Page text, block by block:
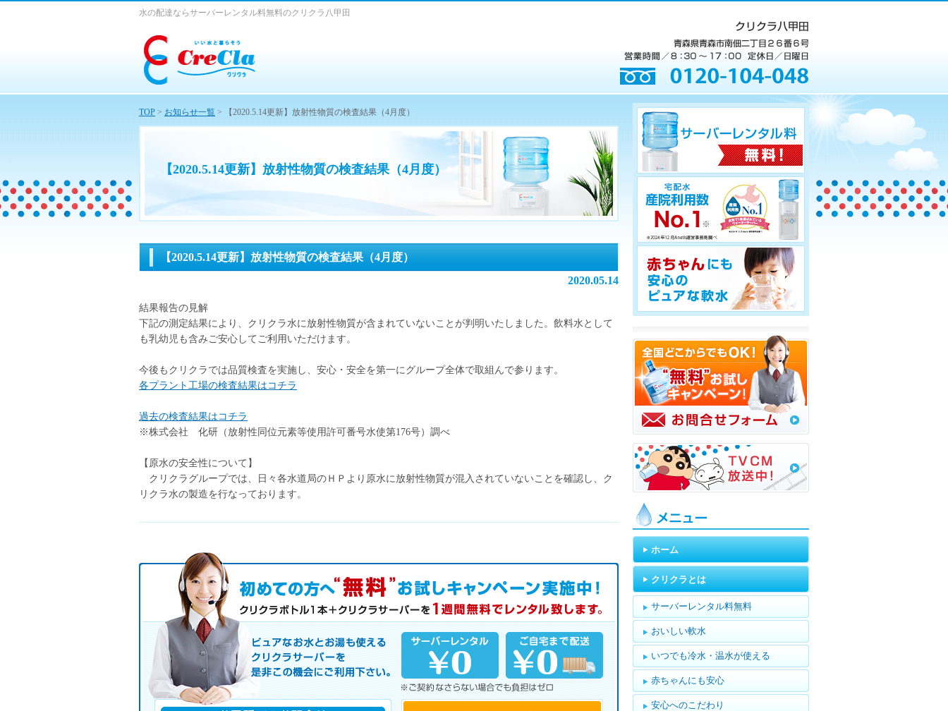
【2020.5.14更新】放射性物質の検査結果（4月度）
水の配達ならサーバーレンタル料無料のクリクラ八甲田
【2020.5.14更新】放射性物質の検査結果（4月度）
2020.05.14
結果報告の見解
下記の測定結果により、クリクラ水に放射性物質が含まれていないことが判明いたしました。飲料水として
も乳幼児も含みご安心してご利用いただけます。
今後もクリクラでは品質検査を実施し、安心・安全を第一にグループ全体で取組んで参ります。
各プラント工場の検査結果はコチラ
過去の検査結果はコチラ
※株式会社 化研（放射性同位元素等使用許可番号水使第176号）調べ
【原水の安全性について】
クリクラグループでは、日々各水道局のＨＰより原水に放射性物質が混入されていないことを確認し、ク
リクラ水の製造を行なっております。
初めての方へ キャンペーン実施中！
お気軽にお申し込み下さい。
ピュアなお水とお湯も使えるクリクラサーバーを是非この機会にご利用下さい。
サーバレンタル
ご自宅まで配送
※ご契約なさらなくても結構です。
お電話でのお問合せ
TOP > お知らせ一覧 > 【2020.5.14更新】放射性物質の検査結果（4月度）
メニュー
ホーム
クリクラとは
サーバーレンタル料無料
おいしい軟水
いつでも冷水・温水が使える
赤ちゃんにも安心
安心へのこだわり